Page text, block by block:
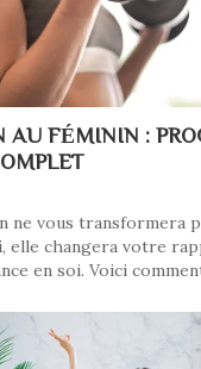
AU FÉMININ :
ne vous transformera
elle changera votre
en soi. Voici